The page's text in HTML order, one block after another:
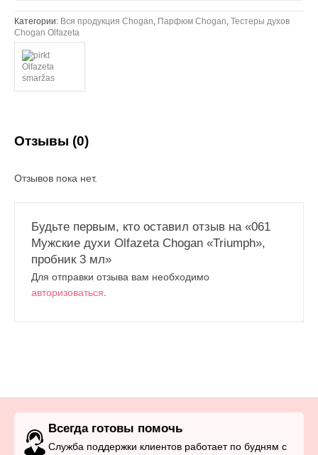
Категории: Вся продукция Chogan, Парфюм Chogan, Тестеры духов
Chogan Olfazeta
Отзывы (0)
Отзывов пока нет.
Будьте первым, кто оставил отзыв на «061
Мужские духи Olfazeta Chogan «Triumph»,
пробник 3 мл»
Для отправки отзыва вам необходимо
авторизоваться
Всегда готовы помочь
Служба поддержки клиентов работает по будням с